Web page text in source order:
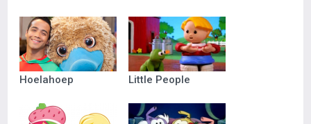
Hoelahoep Little People